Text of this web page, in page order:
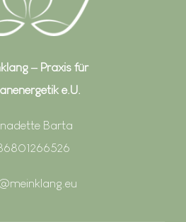
– Praxis für
e.U.
Barta